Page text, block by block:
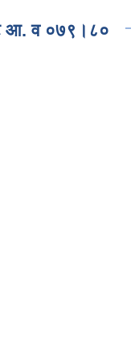
आ. व ०७९।८०